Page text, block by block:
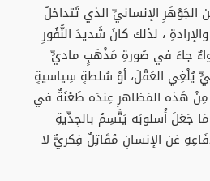
الإنسانيِّ الذي تَتداخلُ
، لذلك كانَ شَديدَ النُّفُورِ
جاءَ في صُورةِ مَذْهَبٍ ماديٍّ
يُلْغِي العَقْلَ، أوْ سُلطةٍ سِياسيةٍ
مِنْ هَذه المَظاهرِ عِندَه طَعْنَةٌ في
جَعَلَ أُسلوبَه يَتَّسِمُ بالجِدِّيةِ
عَن الإنسانِ مُقَاتِلٌ فِكريٌّ لا